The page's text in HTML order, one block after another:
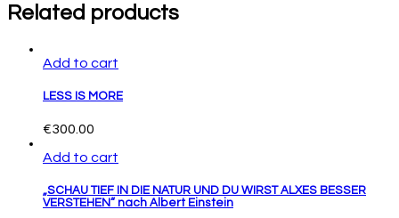
Related products
Add to cart
LESS IS MORE
€300.00
Add to cart
„SCHAU TIEF IN DIE NATUR UND DU WIRST ALXES BESSER
VERSTEHEN“ nach Albert Einstein